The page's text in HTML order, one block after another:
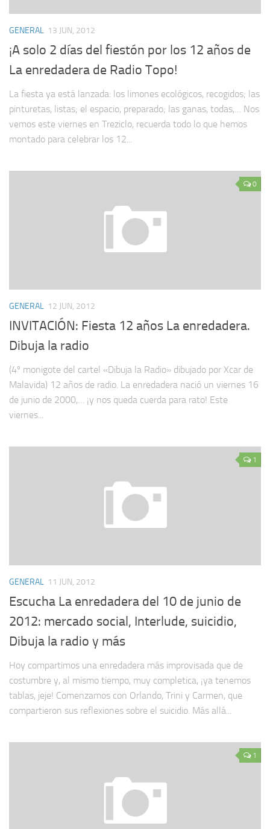
GENERAL 13 JUN, 2012
¡A solo 2 días del fiestón por los 12 años de
La enredadera de Radio Topo!
La fiesta ya está lanzada: los limones ecológicos, recogidos; las
pinturetas, listas; el espacio, preparado; las ganas, todas,… Nos
vemos este viernes en Treziclo, recuerda todo lo que hemos
montado para celebrar los 12...
0
GENERAL 12 JUN, 2012
INVITACIÓN: Fiesta 12 años La enredadera.
Dibuja la radio
(4º monigote del cartel «Dibuja la Radio» dibujado por Xcar de
Malavida) 12 años de radio. La enredadera nació un viernes 16
de junio de 2000,… ¡y nos queda cuerda para rato! Este
viernes...
1
GENERAL 11 JUN, 2012
Escucha La enredadera del 10 de junio de
2012: mercado social, Interlude, suicidio,
Dibuja la radio y más
Hoy compartimos una enredadera más improvisada que de
costumbre y, al mismo tiempo, muy completica, ¡ya tenemos
tablas, jeje! Comenzamos con Orlando, Trini y Carmen, que
compartieron sus reflexiones sobre el suicidio. Más allá...
1